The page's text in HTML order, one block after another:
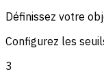
Définissez votre
Configurez les
3